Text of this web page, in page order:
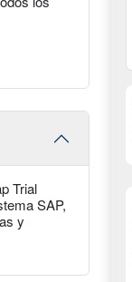
Trial
SAP,
y